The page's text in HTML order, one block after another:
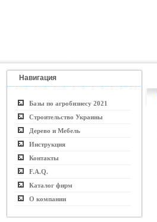
Навигация
Базы по агробизнесу 2021
Строительство Украины
Дерево и Мебель
Инструкция
Контакты
F.A.Q.
Каталог фирм
О компании